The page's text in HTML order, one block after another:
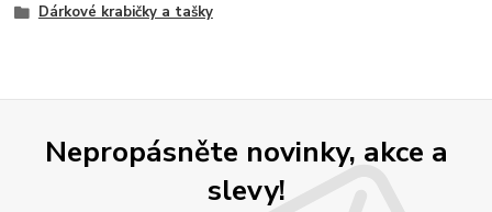
Dárkové krabičky a tašky
Nepropásněte novinky, akce a
slevy!